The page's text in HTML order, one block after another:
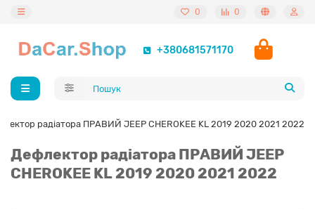
0 0
+380681571170
радіатора ПРАВИЙ JEEP CHEROKEE KL 2019 2020 2021 2022
Дефлектор радіатора ПРАВИЙ JEEP
CHEROKEE KL 2019 2020 2021 2022